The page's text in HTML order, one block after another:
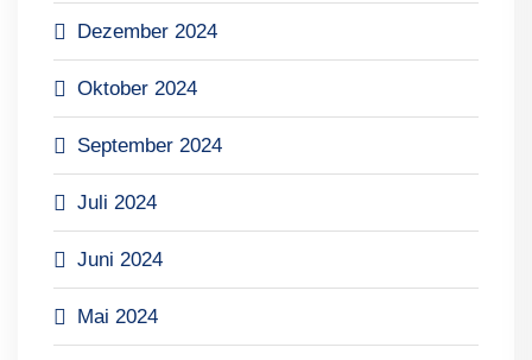
Dezember 2024
Oktober 2024
September 2024
Juli 2024
Juni 2024
Mai 2024